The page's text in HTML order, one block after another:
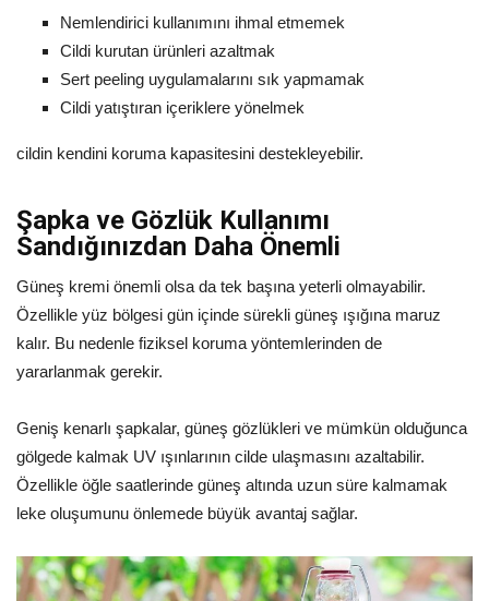
Nemlendirici kullanımını ihmal etmemek
Cildi kurutan ürünleri azaltmak
Sert peeling uygulamalarını sık yapmamak
Cildi yatıştıran içeriklere yönelmek
cildin kendini koruma kapasitesini destekleyebilir.
Şapka ve Gözlük Kullanımı
Sandığınızdan Daha Önemli
Güneş kremi önemli olsa da tek başına yeterli olmayabilir.
Özellikle yüz bölgesi gün içinde sürekli güneş ışığına maruz
kalır. Bu nedenle fiziksel koruma yöntemlerinden de
yararlanmak gerekir.
Geniş kenarlı şapkalar, güneş gözlükleri ve mümkün olduğunca
gölgede kalmak UV ışınlarının cilde ulaşmasını azaltabilir.
Özellikle öğle saatlerinde güneş altında uzun süre kalmamak
leke oluşumunu önlemede büyük avantaj sağlar.